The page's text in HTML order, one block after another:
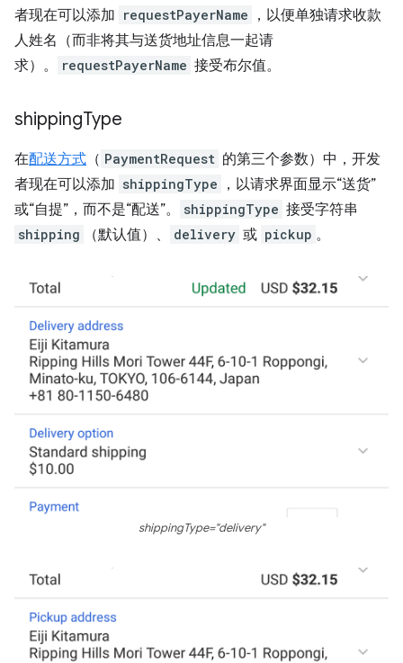
者现在可以添加 requestPayerName
，以便单独请求收款
人姓名（而非将其与送货地址信息一起请
求）。
requestPayerName 接受布尔值。
shippingType
在配送方式 （ PaymentRequest 的第三个参数）中，开发
者现在可以添加 shippingType
，以请求界面显示“送货”
或“自提”，而不是“配送”。
shippingType 接受字符串
shipping （默认值）、 delivery 或 pickup 。
shippingType="delivery"